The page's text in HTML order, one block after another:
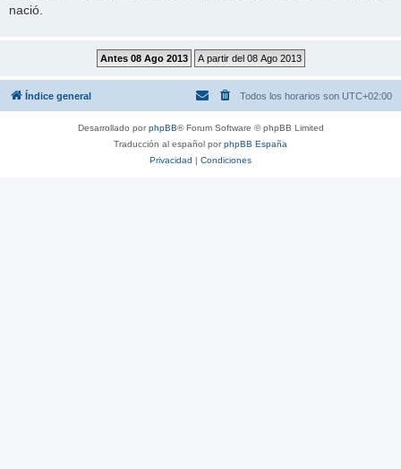
nació.
Índice general Todos los horarios son UTC+02:00
Desarrollado porphpBB® Forum Software © phpBB Limited
Traducción al español porphpBB España
Privacidad
Condiciones